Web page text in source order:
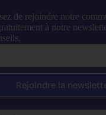
de rejoindre notre
à notre
Rejoindre la